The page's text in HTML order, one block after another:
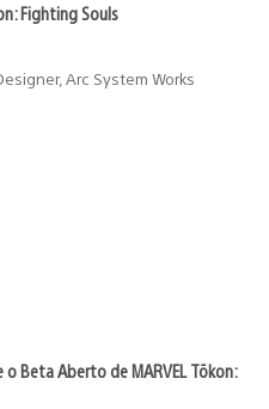
Fighting Souls
Arc System Works
Beta Aberto de MARVEL Tōkon: